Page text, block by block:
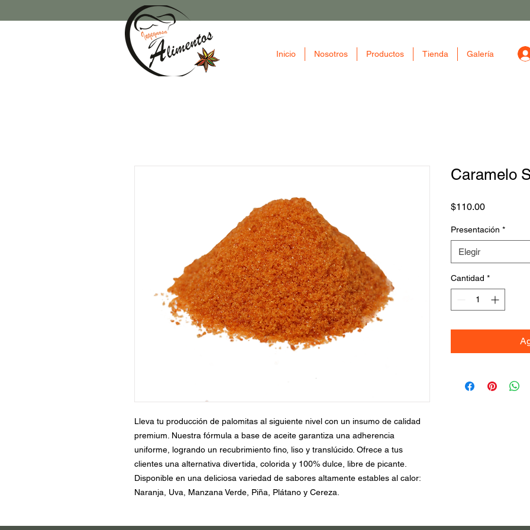
Inicio Nosotros Productos Tienda Galería
Lleva tu producción de palomitas al siguiente nivel con un insumo de calidad
premium. Nuestra fórmula a base de aceite garantiza una adherencia
uniforme, logrando un recubrimiento fino, liso y translúcido. Ofrece a tus
clientes una alternativa divertida, colorida y 100% dulce, libre de picante.
Disponible en una deliciosa variedad de sabores altamente estables al calor:
Naranja, Uva, Manzana Verde, Piña, Plátano y Cereza.
Caramelo
$110.00Precio
Presentación *
Elegir
Cantidad *
Francois Street San Francisco, CA 94158